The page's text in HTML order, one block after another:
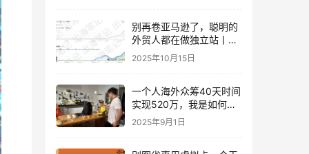
别再卷亚马逊了，聪明的
外贸人都在做独立站丨出
海笔记
2025年10月15日
一个人海外众筹40天时间
实现520万，我是如何做
到的？丨出海笔记
2025年9月1日